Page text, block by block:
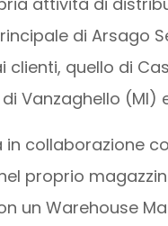
di Arsago
clienti, quello di
Vanzaghello (MI)
in collaborazione
proprio
un Warehouse